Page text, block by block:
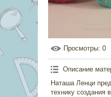
Просмотры: 0
Описание
Наташа Ленци
технику создания